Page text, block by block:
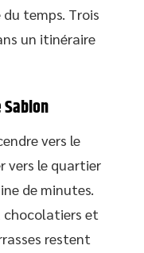
temps. Trois
un itinéraire
vers le
vers le quartier
de minutes.
chocolatiers et
restent